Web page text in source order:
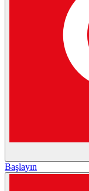
Başlayın